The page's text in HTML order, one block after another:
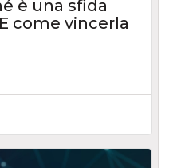
è una sfida
come vincerla